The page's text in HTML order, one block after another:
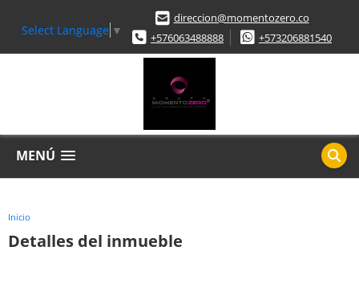
Select Language ▼
direccion@momentozero.co
+576063488888
+573206881540
MENÚ
Inicio
Detalles del inmueble